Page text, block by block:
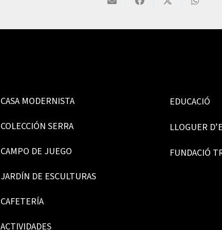
CASA MODERNISTA
COLECCIÓN SERRA
CAMPO DE JUEGO
JARDÍN DE ESCULTURAS
CAFETERÍA
ACTIVIDADES
EDUCACIÓ
LLOGUER
FUNDACIÓ